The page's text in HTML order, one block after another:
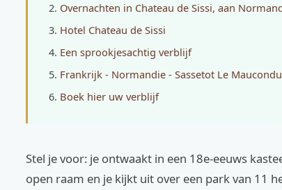
Overnachten in Chateau de Sissi, aan
Hotel Chateau de Sissi
Een sprookjesachtig verblijf
Frankrijk - Normandie - Sassetot Le
Boek hier uw verblijf
Stel je voor: je ontwaakt in een 18e-eeuws
open raam en je kijkt uit over een park van 11